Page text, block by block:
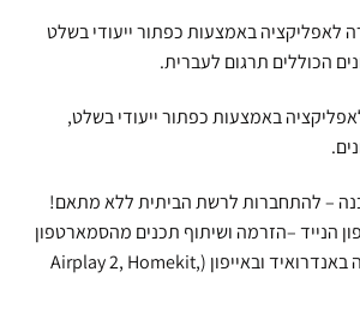
לאפליקציה באמצעות כפתור ייעודי בשלט
באמצעות כפתור ייעודי בשלט,
הנייד –הזרמה ושיתוף תכנים מהסמארטפון
לטלוויזיה, כולל תמיכה באנדרואיד ובאייפון (Airplay 2, Homekit,